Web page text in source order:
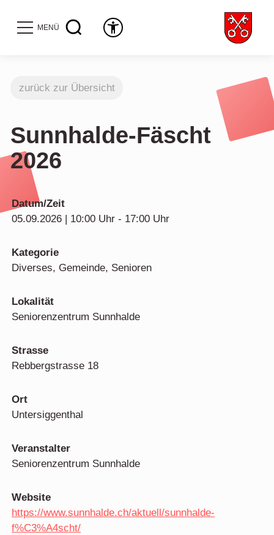
MENÜ
zurück zur Übersicht
Sunnhalde-Fäscht
2026
Datum/Zeit
05.09.2026 | 10:00 Uhr - 17:00 Uhr
Kategorie
Diverses, Gemeinde, Senioren
Lokalität
Seniorenzentrum Sunnhalde
Strasse
Rebbergstrasse 18
Ort
Untersiggenthal
Veranstalter
Seniorenzentrum Sunnhalde
Website
https://www.sunnhalde.ch/aktuell/sunnhalde-
f%C3%A4scht/